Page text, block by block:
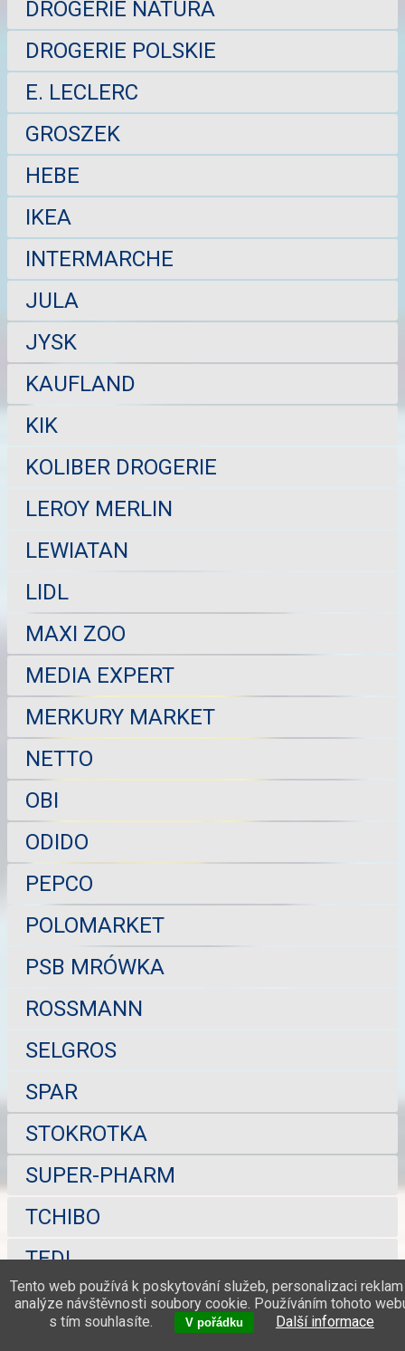
DROGERIE NATURA
DROGERIE POLSKIE
E. LECLERC
GROSZEK
HEBE
IKEA
INTERMARCHE
JULA
JYSK
KAUFLAND
KIK
KOLIBER DROGERIE
LEROY MERLIN
LEWIATAN
LIDL
MAXI ZOO
MEDIA EXPERT
MERKURY MARKET
NETTO
OBI
ODIDO
PEPCO
POLOMARKET
PSB MRÓWKA
ROSSMANN
SELGROS
SPAR
STOKROTKA
SUPER-PHARM
TCHIBO
TEDI
TOPAZ
Tento web používá k poskytování služeb, personalizaci reklam
analýze návštěvnosti soubory cookie. Používáním tohoto
s tím souhlasíte.
V pořádku Další informace